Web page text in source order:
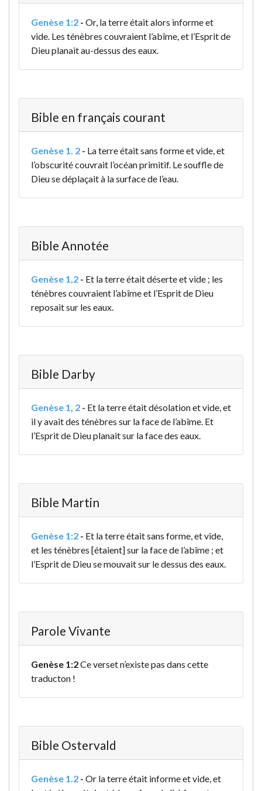
Genèse 1:2 - Or, la terre était alors informe et
vide. Les ténèbres couvraient l’abîme, et l’Esprit de
Dieu planait au-dessus des eaux.
Bible en français courant
Genèse 1. 2 - La terre était sans forme et vide, et
l’obscurité couvrait l’océan primitif. Le souffle de
Dieu se déplaçait à la surface de l’eau.
Bible Annotée
Genèse 1,2 - Et la terre était déserte et vide ; les
ténèbres couvraient l’abîme et l’Esprit de Dieu
reposait sur les eaux.
Bible Darby
Genèse 1, 2 - Et la terre était désolation et vide, et
il y avait des ténèbres sur la face de l’abîme. Et
l’Esprit de Dieu planait sur la face des eaux.
Bible Martin
Genèse 1:2 - Et la terre était sans forme, et vide,
et les ténèbres [étaient] sur la face de l’abîme ; et
l’Esprit de Dieu se mouvait sur le dessus des eaux.
Parole Vivante
Genèse 1:2Ce verset n’existe pas dans cette
traducton !
Bible Ostervald
Genèse 1.2 - Or la terre était informe et vide, et